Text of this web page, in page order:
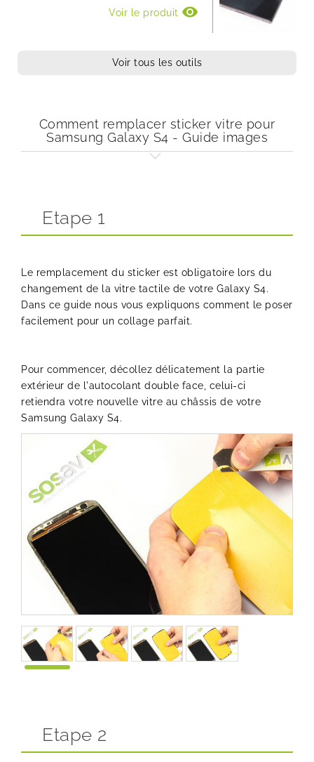
Voir le produit visibility
Voir tous les outils
Comment remplacer sticker vitre pour
Samsung Galaxy S4 - Guide images
Etape 1
Le remplacement du sticker est obligatoire lors du
changement de la vitre tactile de votre Galaxy S4.
Dans ce guide nous vous expliquons comment le poser
facilement pour un collage parfait.
Pour commencer, décollez délicatement la partie
extérieur de l'autocolant double face, celui-ci
retiendra votre nouvelle vitre au châssis de votre
Samsung Galaxy S4.
Etape 2